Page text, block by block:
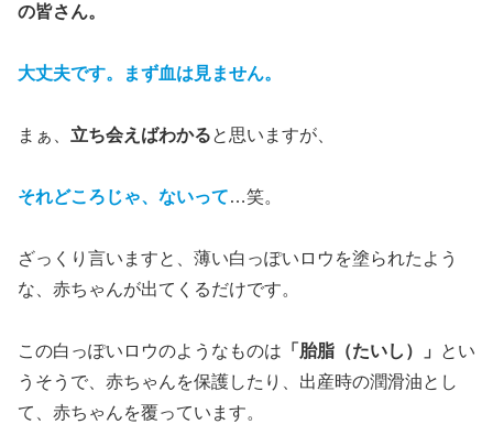
の皆さん。
大丈夫です。まず血は見ません。
まぁ、 立ち会えばわかると思いますが、
それどころじゃ、ないって…笑。
ざっくり言いますと、薄い白っぽいロウを塗られたよう
な、赤ちゃんが出てくるだけです。
この白っぽいロウのようなものは 「胎脂（たいし）」
とい
うそうで、赤ちゃんを保護したり、出産時の潤滑油とし
て、赤ちゃんを覆っています。